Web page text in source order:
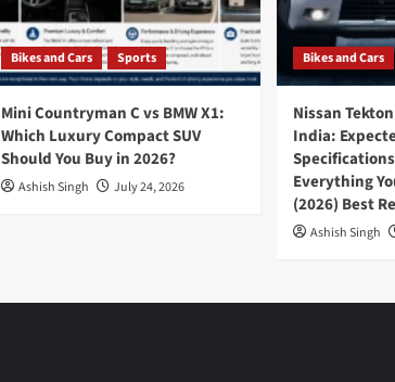
Bikes and Cars Sports
Mini Countryman C vs BMW X1:
Which Luxury Compact SUV
Should You Buy in 2026?
Ashish Singh July 24, 2026
Bikes and Cars
Nissan
India:
Everything
(2026) Best
Ashish Singh